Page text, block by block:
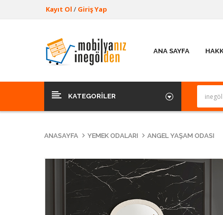
Kayıt Ol / Giriş Yap
ANA SAYFA
KATEGORILER
ANASAYFA YEMEK ODALARI ANGEL YAŞAM ODASI